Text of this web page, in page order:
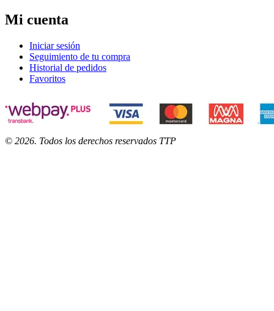
Mi cuenta
Iniciar sesión
Seguimiento de tu compra
Historial de pedidos
Favoritos
© 2026. Todos los derechos reservados TTP